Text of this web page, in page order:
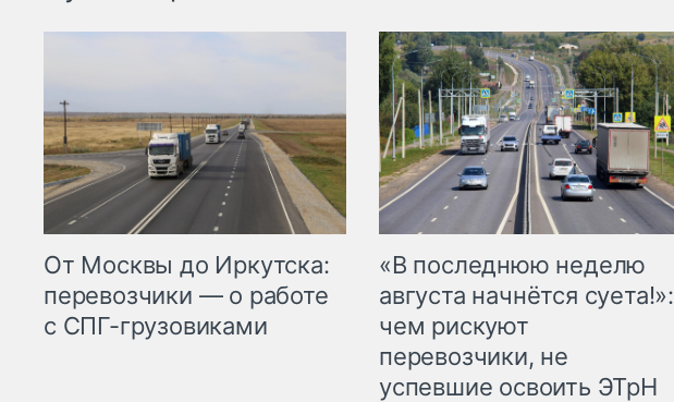
От Москвы до Иркутска:
перевозчики — о работе
с СПГ-грузовиками
«В последнюю неделю
августа начнётся суета!»:
чем рискуют
перевозчики, не
успевшие освоить ЭТрН